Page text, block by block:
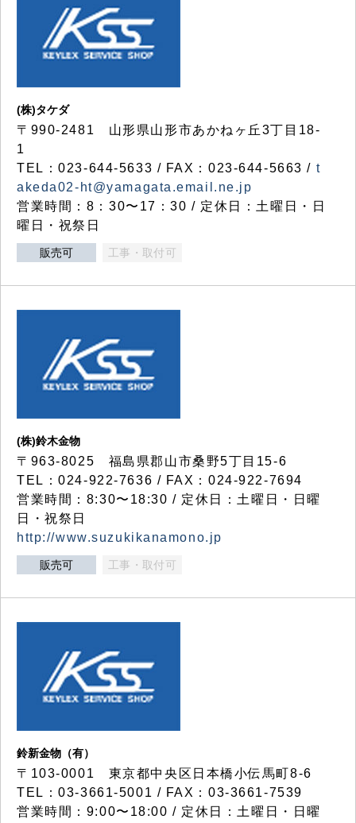
(株)タケダ
〒990-2481 山形県山形市あかねヶ丘3丁目18-
1
TEL：023-644-5633 / FAX：023-644-5663 / t
akeda02-ht@yamagata.email.ne.jp
営業時間：8：30〜17：30 / 定休日：土曜日・日
曜日・祝祭日
販売可 工事・取付可
(株)鈴木金物
〒963-8025 福島県郡山市桑野5丁目15-6
TEL：024-922-7636 / FAX：024-922-7694
営業時間：8:30〜18:30 / 定休日：土曜日・日曜
日・祝祭日
http://www.suzukikanamono.jp
販売可 工事・取付可
鈴新金物（有）
〒103-0001 東京都中央区日本橋小伝馬町8-6
TEL：03-3661-5001 / FAX：03-3661-7539
営業時間：9:00〜18:00 / 定休日：土曜日・日曜